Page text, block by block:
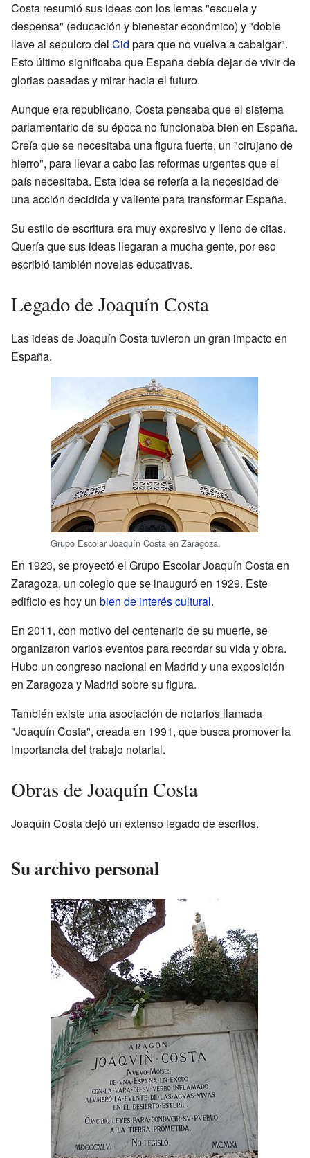
Costa resumió sus ideas con los lemas "escuela y
despensa" (educación y bienestar económico) y "doble
llave al sepulcro del Cid para que no vuelva a cabalgar".
Esto último significaba que España debía dejar de vivir de
glorias pasadas y mirar hacia el futuro.
Aunque era republicano, Costa pensaba que el sistema
parlamentario de su época no funcionaba bien en España.
Creía que se necesitaba una figura fuerte, un "cirujano de
hierro", para llevar a cabo las reformas urgentes que el
país necesitaba. Esta idea se refería a la necesidad de
una acción decidida y valiente para transformar España.
Su estilo de escritura era muy expresivo y lleno de citas.
Quería que sus ideas llegaran a mucha gente, por eso
escribió también novelas educativas.
Legado de Joaquín Costa
Las ideas de Joaquín Costa tuvieron un gran impacto en
España.
Grupo Escolar Joaquín Costa en Zaragoza.
En 1923, se proyectó el Grupo Escolar Joaquín Costa en
Zaragoza, un colegio que se inauguró en 1929. Este
edificio es hoy un bien de interés cultural.
En 2011, con motivo del centenario de su muerte, se
organizaron varios eventos para recordar su vida y obra.
Hubo un congreso nacional en Madrid y una exposición
en Zaragoza y Madrid sobre su figura.
También existe una asociación de notarios llamada
"Joaquín Costa", creada en 1991, que busca promover la
importancia del trabajo notarial.
Obras de Joaquín Costa
Joaquín Costa dejó un extenso legado de escritos.
Su archivo personal